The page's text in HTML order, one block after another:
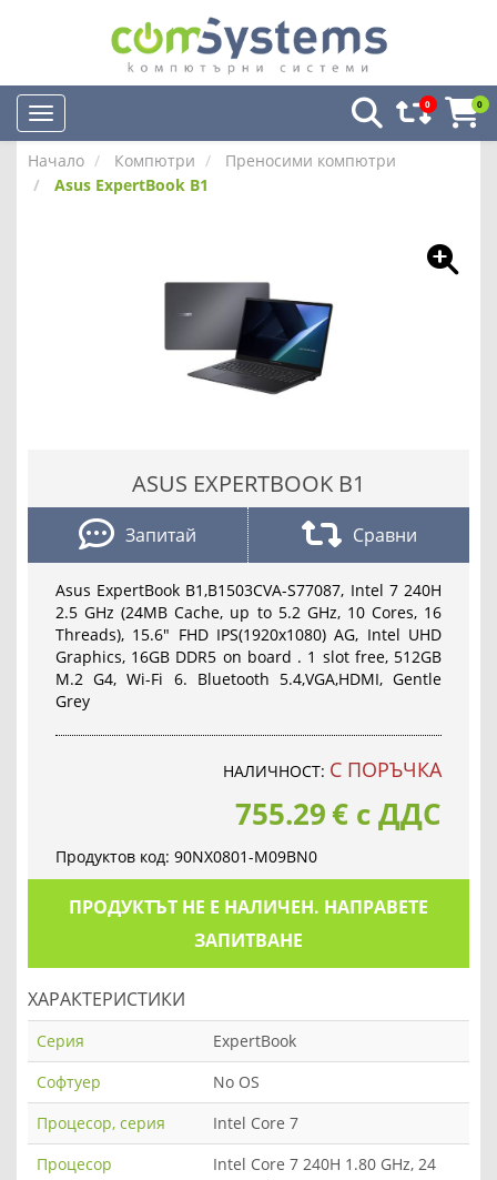
0 0
Начало Компютри
Преносими компютри
Asus ExpertBook B1
ASUS EXPERTBOOK B1
Запитай Сравни
Asus ExpertBook B1,B1503CVA-S77087, Intel 7 240H
2.5 GHz (24MB Cache, up to 5.2 GHz, 10 Cores, 16
Threads), 15.6" FHD IPS(1920x1080) AG, Intel UHD
Graphics, 16GB DDR5 on board . 1 slot free, 512GB
M.2 G4, Wi-Fi 6. Bluetooth 5.4,VGA,HDMI, Gentle
Grey
НАЛИЧНОСТ: С ПОРЪЧКА
755.29€ с ДДС
Продуктов код: 90NX0801-M09BN0
ПРОДУКТЪТ НЕ Е НАЛИЧЕН. НАПРАВЕТЕ
ЗАПИТВАНЕ
ХАРАКТЕРИСТИКИ
Серия
ExpertBook
Софтуер
No OS
Процесор, серия
Intel Core 7
Процесор
Intel Core 7 240H 1.80 GHz, 24